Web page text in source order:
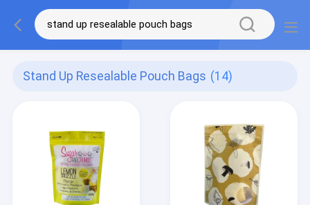
Stand Up Resealable Pouch Bags (14)